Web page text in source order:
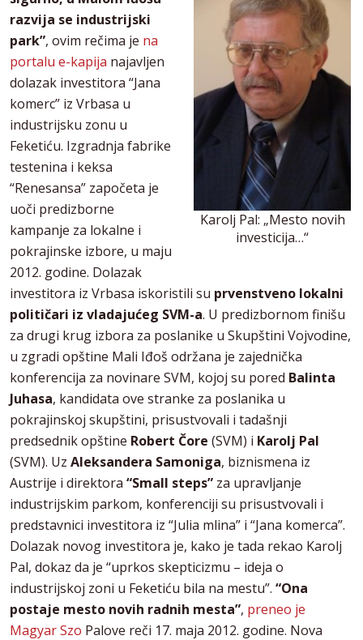
Karolj Pal: „Mesto novih
investicija…“
razvija se industrijski
park”, ovim rečima je na
portalu e-kapija najavljen
dolazak investitora “Jana
komerc” iz Vrbasa u
industrijsku zonu u
Feketiću. Izgradnja fabrike
testenina i keksa
“Renesansa” započeta je
uoči predizborne
kampanje za lokalne i
pokrajinske izbore, u maju
2012. godine. Dolazak
investitora iz Vrbasa iskoristili su prvenstveno lokalni
političari iz vladajućeg SVM-a. U predizbornom finišu
za drugi krug izbora za poslanike u Skupštini Vojvodine,
u zgradi opštine Mali Iđoš održana je zajednička
konferencija za novinare SVM, kojoj su pored Balinta
Juhasa, kandidata ove stranke za poslanika u
pokrajinskoj skupštini, prisustvovali i tadašnji
predsednik opštine Robert Čore (SVM) i Karolj Pal
(SVM). Uz Aleksandera Samoniga, biznismena iz
Austrije i direktora “Small steps” za upravljanje
industrijskim parkom, konferenciji su prisustvovali i
predstavnici investitora iz “Julia mlina” i “Jana komerca”.
Dolazak novog investitora je, kako je tada rekao Karolj
Pal, dokaz da je “uprkos skepticizmu – ideja o
industrijskoj zoni u Feketiću bila na mestu”. “Ona
postaje mesto novih radnih mesta”, preneo je
Magyar Szo Palove reči 17. maja 2012. godine. Nova